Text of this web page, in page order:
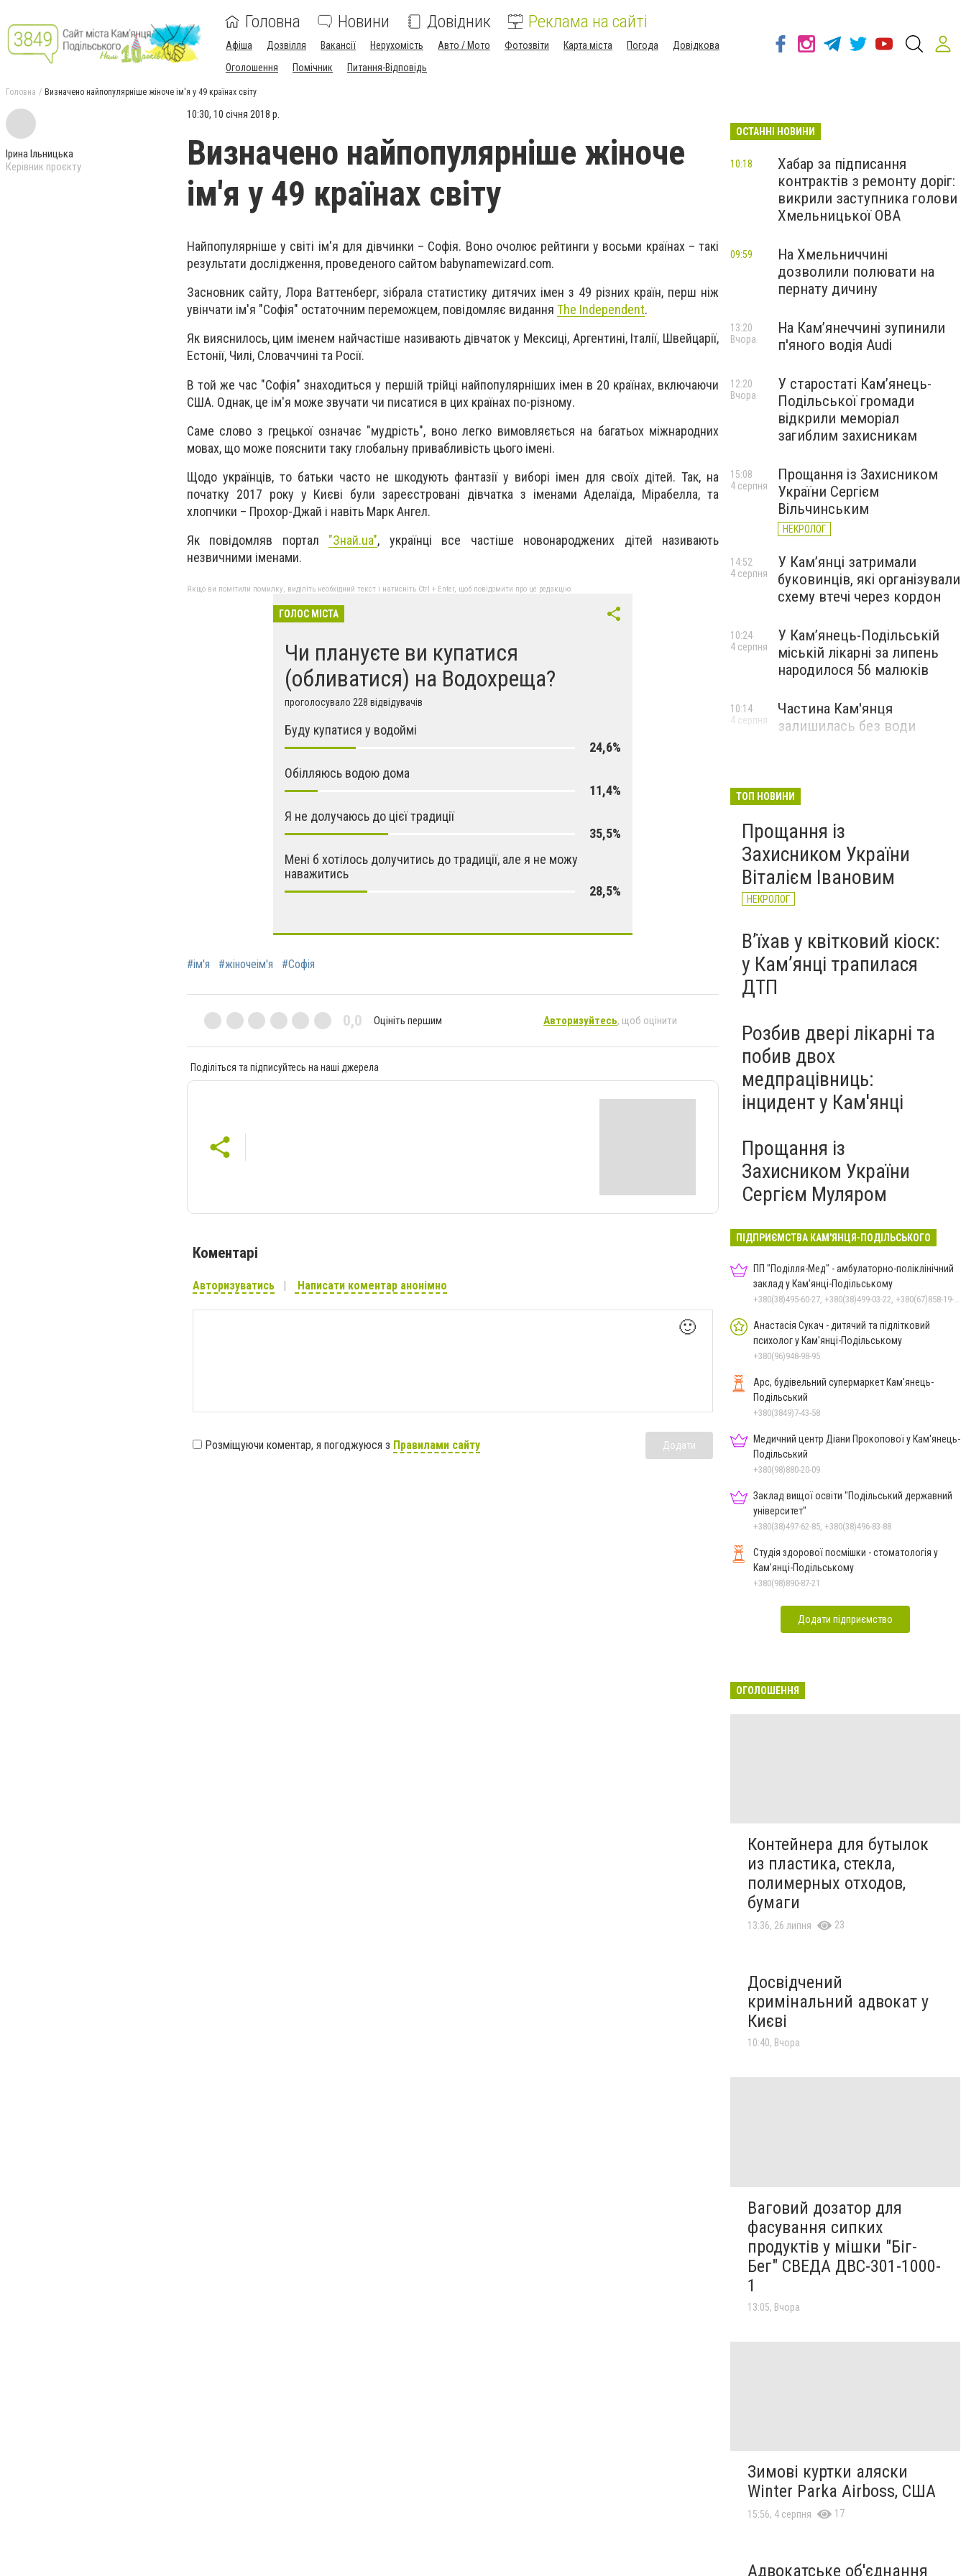
Головна Новини Довідник Реклама на сайті
Афіша Дозвілля Вакансії Нерухомість Авто / Мото Фотозвіти Карта міста Погода
Довідкова
Оголошення
Помічник Питання-Відповідь
Головна Визначено найпопулярніше жіноче ім'я у 49 країнах світу
Ірина Ільницька
Керівник проєкту
10:30, 10 січня 2018 р.
Визначено найпопулярніше жіноче
ім'я у 49 країнах світу
Найпопулярніше у світі ім'я для дівчинки – Софія. Воно очолює рейтинги у восьми країнах – такі
результати дослідження, проведеного сайтом babynamewizard.com.
Засновник сайту, Лора Ваттенберг, зібрала статистику дитячих імен з 49 різних країн, перш ніж
увінчати ім'я "Софія" остаточним переможцем, повідомляє видання The Independent.
Як вияснилось, цим іменем найчастіше називають дівчаток у Мексиці, Аргентині, Італії, Швейцарії,
Естонії, Чилі, Словаччині та Росії.
В той же час "Софія" знаходиться у першій трійці найпопулярніших імен в 20 країнах, включаючи
США. Однак, це ім'я може звучати чи писатися в цих країнах по-різному.
Саме слово з грецької означає "мудрість", воно легко вимовляється на багатьох міжнародних
мовах, що може пояснити таку глобальну привабливість цього імені.
Щодо українців, то батьки часто не шкодують фантазії у виборі імен для своїх дітей. Так, на
початку 2017 року у Києві були зареєстровані дівчатка з іменами Аделаїда, Мірабелла, та
хлопчики – Прохор-Джай і навіть Марк Ангел.
Як повідомляв портал "Знай.ua", українці все частіше новонароджених дітей називають
незвичними іменами.
Якщо ви помітили помилку, виділіть необхідний текст і натисніть Ctrl + Enter, щоб повідомити про це редакцію
ГОЛОС МІСТА
Чи плануєте ви купатися
(обливатися) на Водохреща?
проголосувало 228 відвідувачів
Буду купатися у водоймі
24,6%
Обілляюсь водою дома
11,4%
Я не долучаюсь до цієї традиції
35,5%
Мені б хотілось долучитись до традиції, але я не можу
наважитись
28,5%
#ім'я #жіночеім'я #Софія
0,0 Оцініть першим Авторизуйтесь, щоб оцінити
Поділіться та підписуйтесь на наші джерела
Коментарі
Авторизуватись Написати коментар анонімно
🙂
Розміщуючи коментар, я погоджуюся з Правилами сайту Додати
ОСТАННІ НОВИНИ
Хабар за підписання
контрактів з ремонту доріг:
викрили заступника голови
Хмельницької ОВА
10:18
На Хмельниччині
дозволили полювати на
пернату дичину
09:59
На Камʼянеччині зупинили
п'яного водія Audi
13:20
Вчора
У старостаті Кам’янець-
Подільської громади
відкрили меморіал
загиблим захисникам
12:20
Вчора
Прощання із Захисником
України Сергієм
Вільчинським
НЕКРОЛОГ
15:08
4 серпня
У Кам’янці затримали
буковинців, які організували
схему втечі через кордон
14:52
4 серпня
У Кам’янець-Подільській
міській лікарні за липень
народилося 56 малюків
10:24
4 серпня
Частина Кам'янця
залишилась без води
10:14
4 серпня
ТОП НОВИНИ
Прощання із
Захисником України
Віталієм Івановим
НЕКРОЛОГ
Вʼїхав у квітковий кіоск:
у Камʼянці трапилася
ДТП
Розбив двері лікарні та
побив двох
медпрацівниць:
інцидент у Кам'янці
Прощання із
Захисником України
Сергієм Муляром
ПІДПРИЄМСТВА КАМ'ЯНЦЯ-ПОДІЛЬСЬКОГО
ПП "Поділля-Мед" - амбулаторно-поліклінічний
заклад у Кам’янці-Подільському
+380(38)495-60-27, +380(38)499-03-22, +380(67)858-19-75
Анастасія Сукач - дитячий та підлітковий
психолог у Кам'янці-Подільському
+380(96)948-98-95
Арс, будівельний супермаркет Кам'янець-
Подільський
+380(3849)7-43-58
Медичний центр Діани Прокопової у Кам'янець-
Подільський
+380(98)880-20-09
Заклад вищої освіти "Подільський державний
університет"
+380(38)497-62-85, +380(38)496-83-88
Студія здорової посмішки - стоматологія у
Кам’янці-Подільському
+380(98)890-87-21
Додати підприємство
ОГОЛОШЕННЯ
Контейнера для бутылок
из пластика, стекла,
полимерных отходов,
бумаги
13:36, 26 липня 23
Досвідчений
кримінальний адвокат у
Києві
10:40, Вчора
Ваговий дозатор для
фасування сипких
продуктів у мішки "Біг-
Бег" СВЕДА ДВС-301-1000-
1
13:05, Вчора
Зимові куртки аляски
Winter Parka Airboss, США
15:56, 4 серпня 17
Адвокатське об'єднання